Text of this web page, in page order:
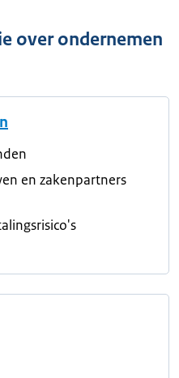
over ondernemen
en zakenpartners